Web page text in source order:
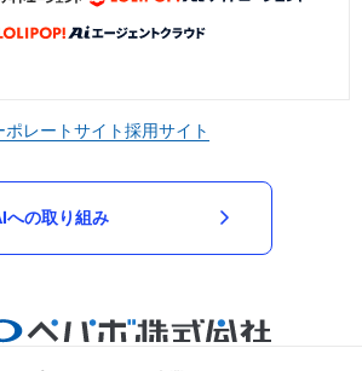
ポレートサイト採用サイト
への取り組み